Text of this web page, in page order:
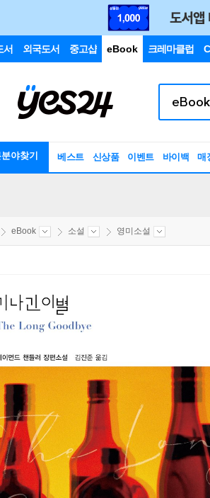
서 외국도서 중고샵 eBook 크레마클럽
야찾기 베스트 신상품 이벤트 바이백 매
eBook 소설 영미소설